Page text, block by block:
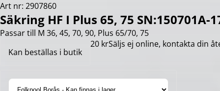
Art nr: 2907860
Säkring HF I Plus 65, 75 SN:150701A-
Passar till M 36, 45, 70, 90, Plus 65/70, 75
Kan beställas i butik
20 krSäljs ej online, kontakta din